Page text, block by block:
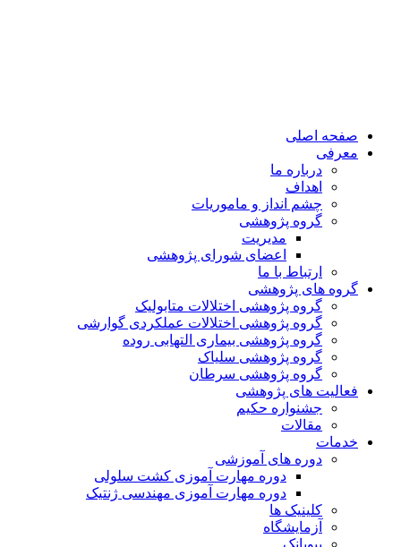
صفحه اصلی
معرفی
درباره ما
اهداف
چشم انداز و ماموریات
گروه پژوهشی
مدیریت
اعضای شورای پژوهشی
ارتباط با ما
گروه های پژوهشی
گروه پژوهشی اختلالات متابولیک
گروه پژوهشی اختلالات عملکردی گوارشی
گروه پژوهشی بیماری التهابی روده
گروه پژوهشی سلیاک
گروه پژوهشی سرطان
فعالیت های پژوهشی
جشنواره حکیم
مقالات
خدمات
دوره های آموزشی
دوره مهارت آموزی کشت سلولی
دوره مهارت آموزی مهندسی ژنتیک
کلینیک ها
آزمایشگاه
بیوبانک